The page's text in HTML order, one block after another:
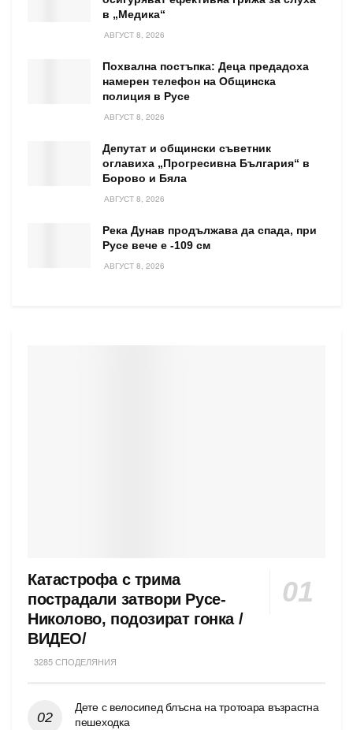
в „Медика“
АВГУСТ 8, 2026
Похвална постъпка: Деца предадоха
намерен телефон на Общинска
полиция в Русе
АВГУСТ 8, 2026
Депутат и общински съветник
оглавиха „Прогресивна България“ в
Борово и Бяла
АВГУСТ 8, 2026
Река Дунав продължава да спада, при
Русе вече е -109 см
АВГУСТ 8, 2026
Катастрофа с трима
пострадали затвори Русе-
Николово, подозират гонка /
ВИДЕО/
3285 СПОДЕЛЯНИЯ
Дете с велосипед блъсна на тротоара възрастна
пешеходка